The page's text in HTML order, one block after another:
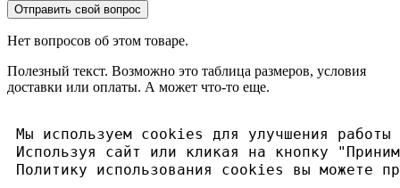
Отправить свой вопрос
Нет вопросов об этом товаре.
Полезный текст. Возможно это таблица размеров, условия
доставки или оплаты. А может что-то еще.
Мы используем cookies для улучшения
Используя сайт или кликая на кнопку
Политику использования cookies вы можете